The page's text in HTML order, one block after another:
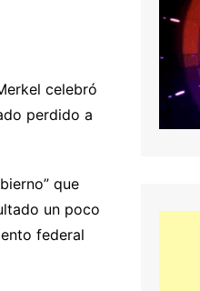
celebró
perdido a
que
un poco
federal